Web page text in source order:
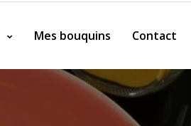
Mes bouquins Contact